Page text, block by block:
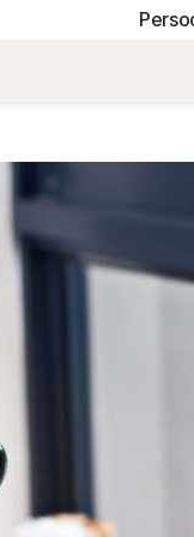
HULP